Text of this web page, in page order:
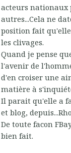
acteurs nationaux
autres...Cela ne
position fait
les clivages.
Quand je pense
l'avenir de
d'en croiser une
matière à
Il parait qu'elle a
et blog,
De toute facon
bien fait.